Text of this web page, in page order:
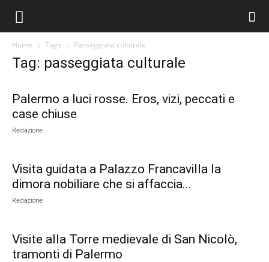
Home Tags Passeggiata culturale
Tag: passeggiata culturale
Palermo a luci rosse. Eros, vizi, peccati e
case chiuse
Redazione
Visita guidata a Palazzo Francavilla la
dimora nobiliare che si affaccia...
Redazione
Visite alla Torre medievale di San Nicolò,
tramonti di Palermo